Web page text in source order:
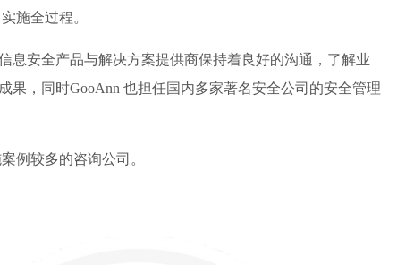
施全过程。
息安全产品与解决方案提供商保持着良好的沟通，了解业
果，同时GooAnn 也担任国内多家著名安全公司的安全管理
例较多的咨询公司。